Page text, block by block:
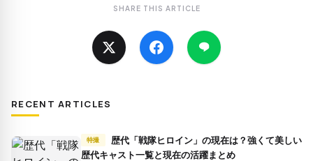
SHARE THIS ARTICLE
RECENT ARTICLES
特撮
歴代キャスト一覧と現在の活躍まとめ